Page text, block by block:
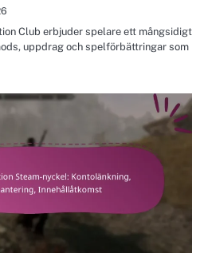
Club erbjuder spelare ett mångsidigt
uppdrag och spelförbättringar som